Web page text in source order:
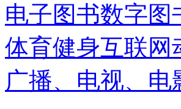
电子图书数字图
体育健身互联网
广播、电视、